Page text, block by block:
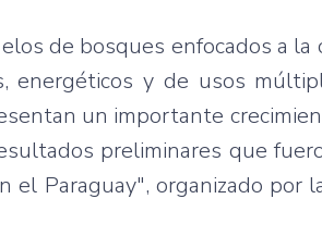
de bosques enfocados a la
energéticos y de usos
un importante
preliminares que
Paraguay", organizado por